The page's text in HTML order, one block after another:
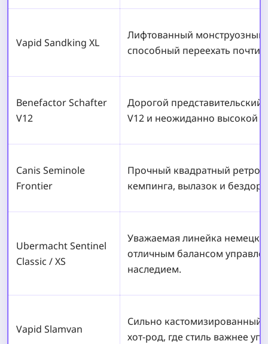
Vapid Sandking XL
Лифтованный
способный переехать почти
Benefactor Schafter
V12
Дорогой
V12 и неожиданно высокой
Canis Seminole
Frontier
Прочный квадратный ретро-
кемпинга, вылазок и
Ubermacht Sentinel
Classic / XS
Уважаемая линейка
отличным балансом
наследием.
Vapid Slamvan
Сильно кастомизированный
хот-род, где стиль важнее